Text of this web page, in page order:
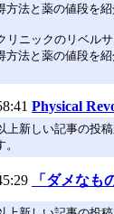
方法と薬の値段を
リニックのリベル
方法と薬の値段を
Physical
上新しい記事の投
「ダメなも